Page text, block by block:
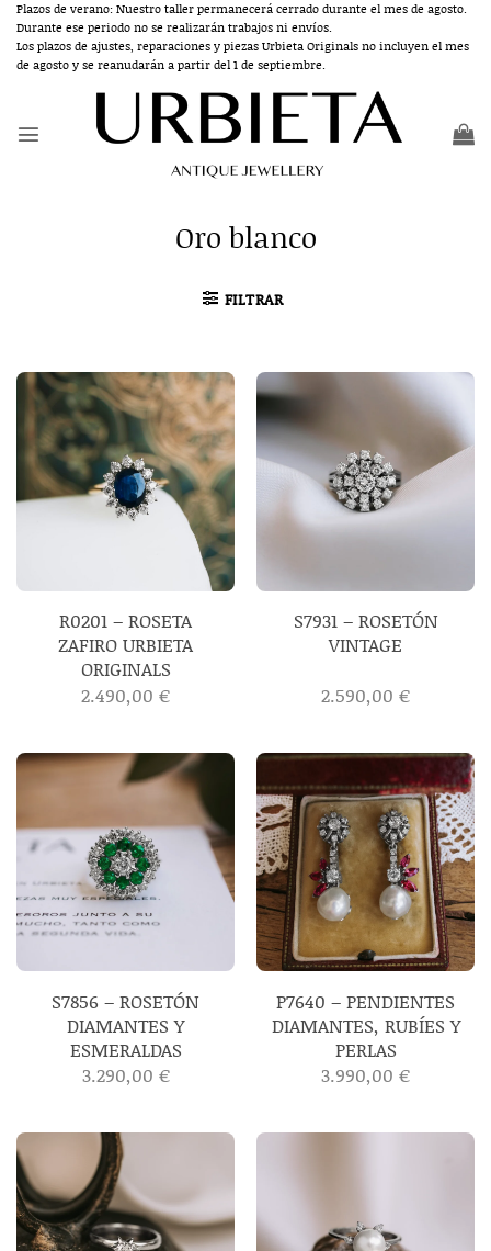
Saltar
contenido
Plazos de verano: Nuestro taller permanecerá cerrado durante el mes de agosto.
Durante ese periodo no se realizarán trabajos ni envíos.
Los plazos de ajustes, reparaciones y piezas Urbieta Originals no incluyen el mes
de agosto y se reanudarán a partir del 1 de septiembre.
Oro blanco
FILTRAR
R0201 – ROSETA
ZAFIRO URBIETA
ORIGINALS
2.490,00 €
S7931 – ROSETÓN
VINTAGE
2.590,00 €
S7856 – ROSETÓN
DIAMANTES Y
ESMERALDAS
3.290,00 €
P7640 – PENDIENTES
DIAMANTES, RUBÍES Y
PERLAS
3.990,00 €